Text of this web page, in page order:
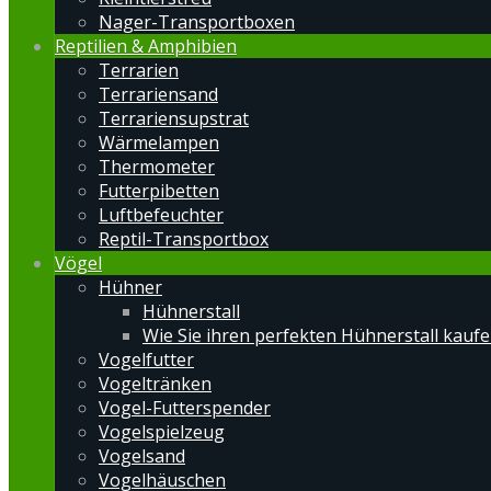
Nager-Transportboxen
Reptilien & Amphibien
Terrarien
Terrariensand
Terrariensupstrat
Wärmelampen
Thermometer
Futterpibetten
Luftbefeuchter
Reptil-Transportbox
Vögel
Hühner
Hühnerstall
Wie Sie ihren perfekten Hühnerstall
Vogelfutter
Vogeltränken
Vogel-Futterspender
Vogelspielzeug
Vogelsand
Vogelhäuschen